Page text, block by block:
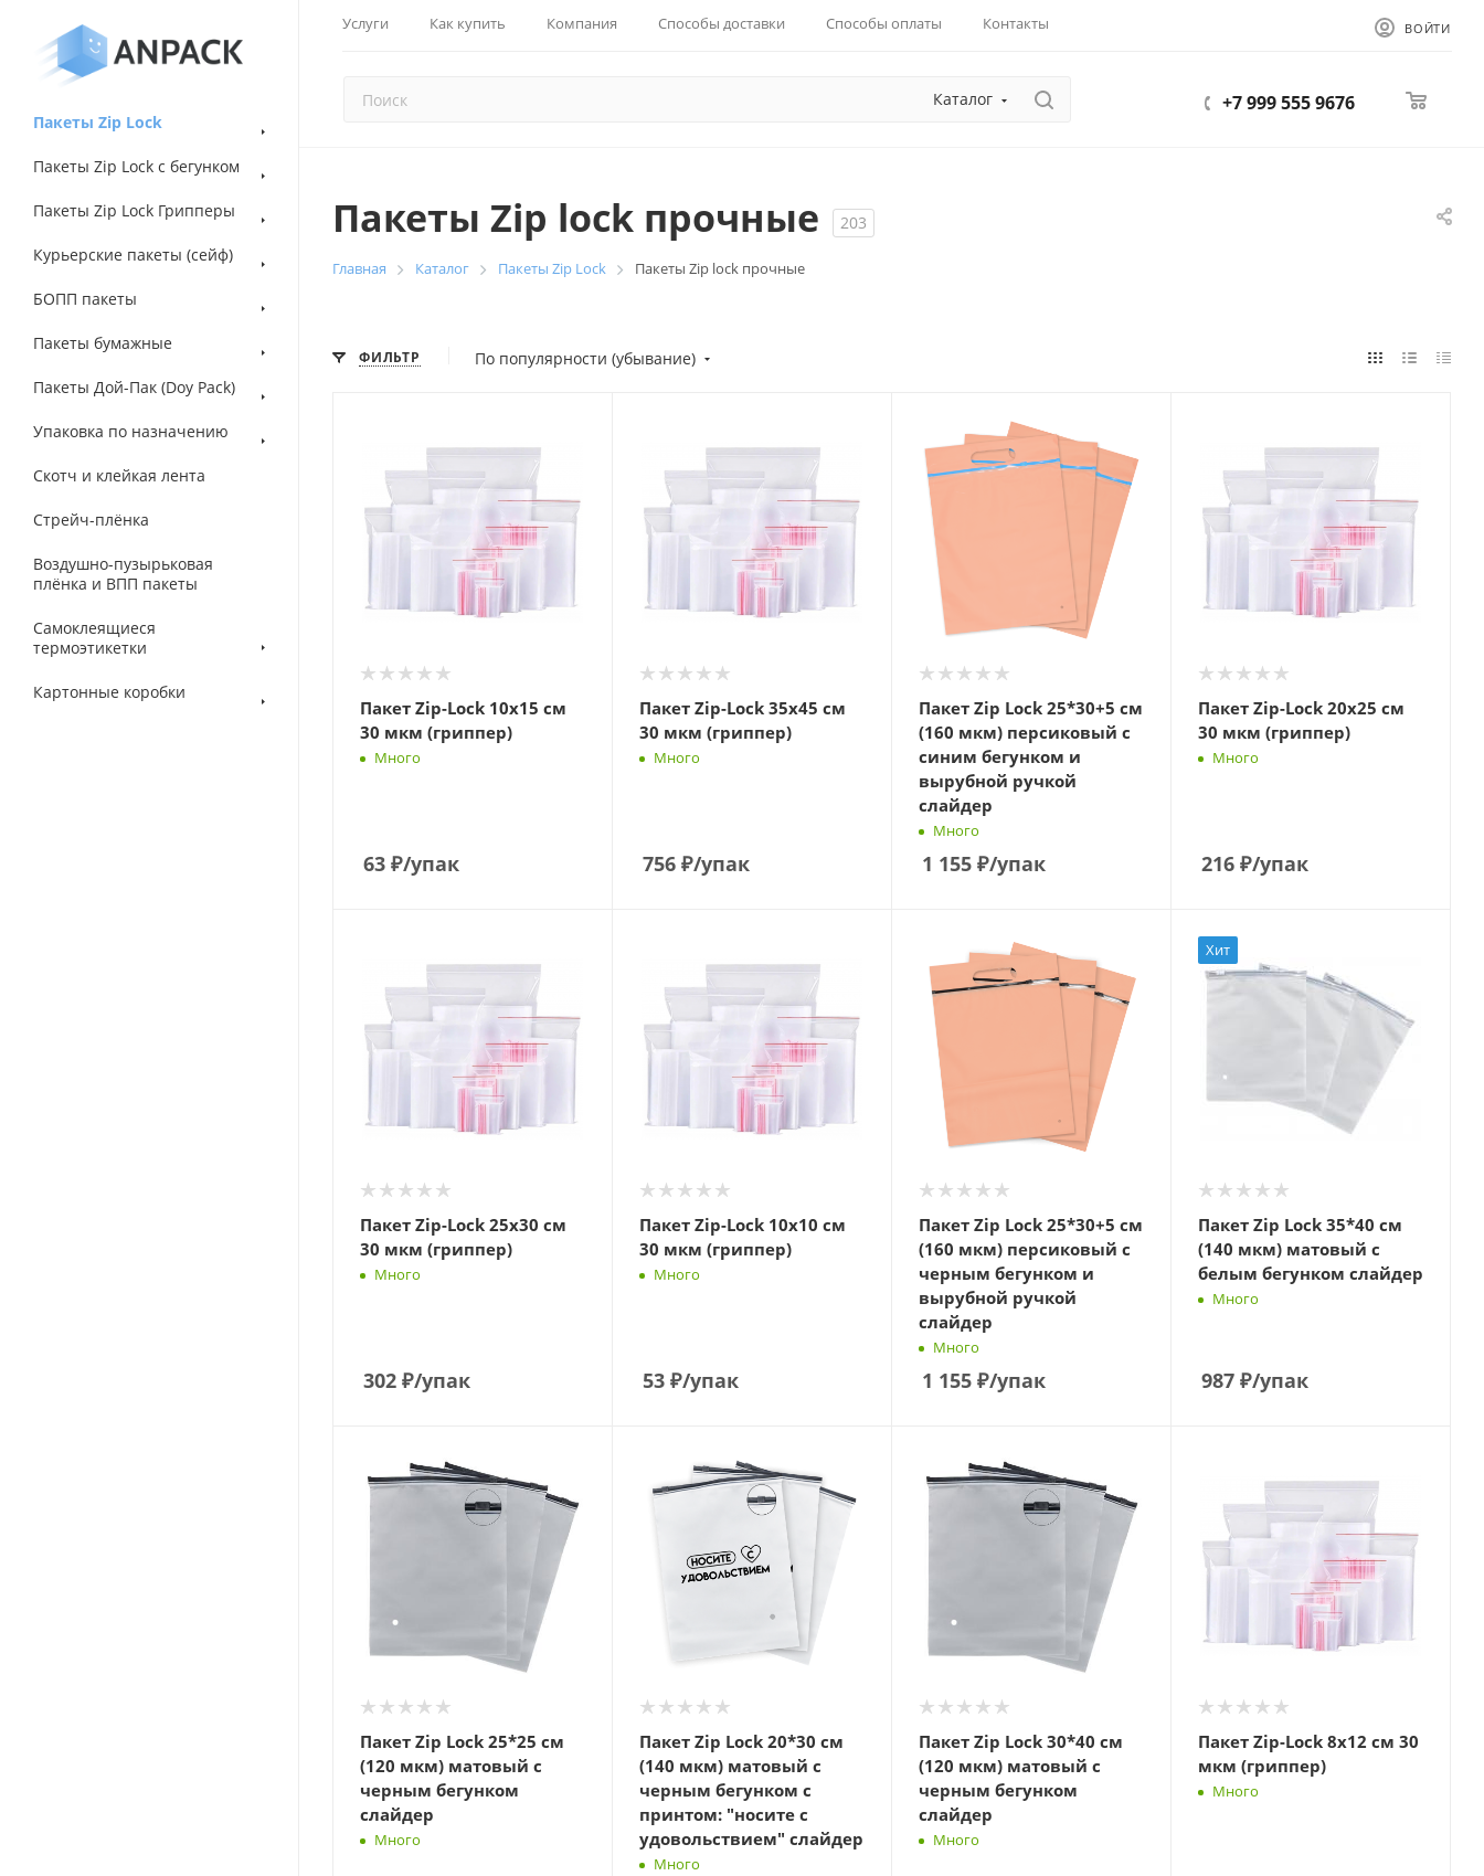
Услуги Как купить Компания Способы доставки Способы оплаты Контакты ВОЙТИ
Каталог +7 999 555 9676
Пакеты Zip Lock
Пакеты Zip Lock с бегунком
Пакеты Zip Lock Грипперы
Курьерские пакеты (сейф)
БОПП пакеты
Пакеты бумажные
Пакеты Дой-Пак (Doy Pack)
Упаковка по назначению
Скотч и клейкая лента
Стрейч-плёнка
Воздушно-пузырьковая
плёнка и ВПП пакеты
Самоклеящиеся
термоэтикетки
Картонные коробки
Пакеты Zip lock прочные 203
Главная Каталог Пакеты Zip Lock Пакеты Zip lock прочные
ФИЛЬТР По популярности (убывание)
Пакет Zip-Lock 10х15 см
30 мкм (гриппер)
Много
63 ₽/упак
Пакет Zip-Lock 35х45 см
30 мкм (гриппер)
Много
756 ₽/упак
Пакет Zip Lock 25*30+5 см
(160 мкм) персиковый с
синим бегунком и
вырубной ручкой
слайдер
Много
1 155 ₽/упак
Пакет Zip-Lock 20х25 см
30 мкм (гриппер)
Много
216 ₽/упак
Пакет Zip-Lock 25х30 см
30 мкм (гриппер)
Много
302 ₽/упак
Пакет Zip-Lock 10х10 см
30 мкм (гриппер)
Много
53 ₽/упак
Пакет Zip Lock 25*30+5 см
(160 мкм) персиковый с
черным бегунком и
вырубной ручкой
слайдер
Много
1 155 ₽/упак
Хит
Пакет Zip Lock 35*40 см
(140 мкм) матовый с
белым бегунком слайдер
Много
987 ₽/упак
Пакет Zip Lock 25*25 см
(120 мкм) матовый с
черным бегунком
слайдер
Много
Пакет Zip Lock 20*30 см
(140 мкм) матовый с
черным бегунком с
принтом: "носите с
удовольствием" слайдер
Много
Пакет Zip Lock 30*40 см
(120 мкм) матовый с
черным бегунком
слайдер
Много
Пакет Zip-Lock 8х12 см 30
мкм (гриппер)
Много